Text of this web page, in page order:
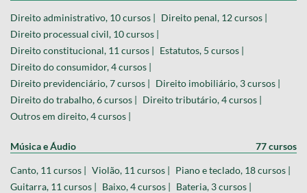
Direito administrativo, 10 cursos | Direito penal, 12 cursos |
Direito processual civil, 10 cursos |
Direito constitucional, 11 cursos | Estatutos, 5 cursos |
Direito do consumidor, 4 cursos |
Direito previdenciário, 7 cursos | Direito imobiliário, 3 cursos |
Direito do trabalho, 6 cursos | Direito tributário, 4 cursos |
Outros em direito, 4 cursos |
Música e Áudio 77 cursos
Canto, 11 cursos | Violão, 11 cursos | Piano e teclado, 18 cursos |
Guitarra, 11 cursos | Baixo, 4 cursos | Bateria, 3 cursos |